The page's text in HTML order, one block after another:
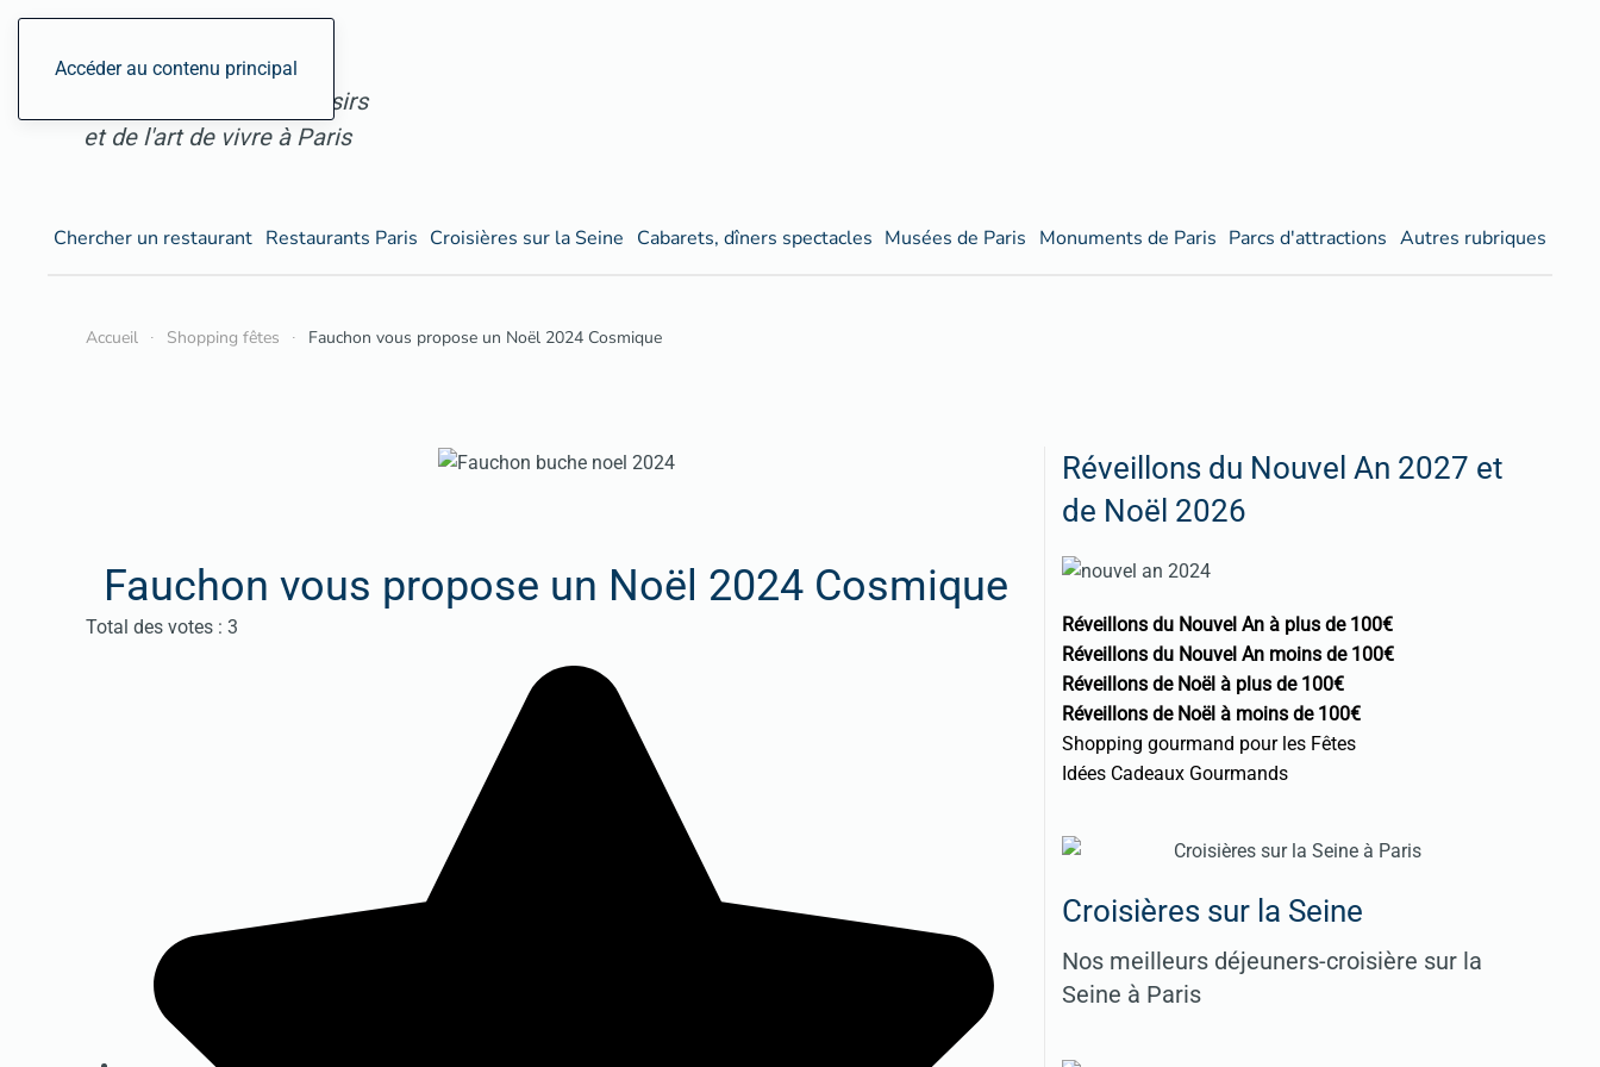
Accéder au contenu principal
ParisGourmand, le site
des restaurants, des loisirs
et de l'art de vivre à Paris
Chercher un restaurant Restaurants Paris Croisières sur la Seine Cabarets, dîners spectacles Musées de Paris Monuments de Paris Parcs d'attractions Autres rubriques
Accueil Shopping fêtes Fauchon vous propose un Noël 2024 Cosmique
Fauchon vous propose un Noël 2024 Cosmique
Vote utilisateur:5/
Total des votes : 3
Réveillons du Nouvel An 2027 et
de Noël 2026
Réveillons du Nouvel An à plus de 100€
Réveillons du Nouvel An moins de 100€
Réveillons de Noël à plus de 100€
Réveillons de Noël à moins de 100€
Shopping gourmand pour les Fêtes
Idées Cadeaux Gourmands
Croisières sur la Seine
Nos meilleurs déjeuners-croisière sur la
Seine à Paris